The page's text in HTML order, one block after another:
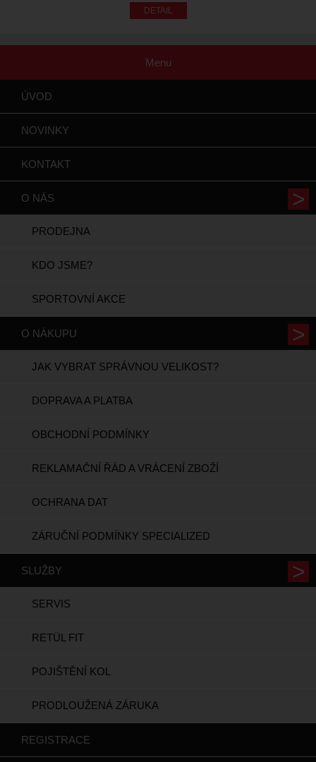
Menu
ÚVOD
NOVINKY
KONTAKT
O NÁS
PRODEJNA
KDO JSME?
SPORTOVNÍ AKCE
O NÁKUPU
JAK VYBRAT SPRÁVNOU VELIKOST?
DOPRAVA A PLATBA
OBCHODNÍ PODMÍNKY
REKLAMAČNÍ ŘÁD A VRÁCENÍ ZBOŽÍ
OCHRANA DAT
ZÁRUČNÍ PODMÍNKY SPECIALIZED
SLUŽBY
SERVIS
RETÜL FIT
POJIŠTĚNÍ KOL
PRODLOUŽENÁ ZÁRUKA
REGISTRACE